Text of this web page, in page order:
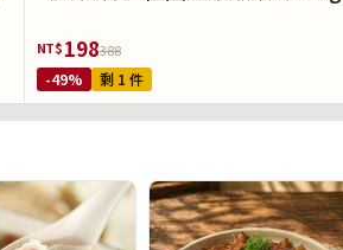
NT$198388
-49% 剩 1 件